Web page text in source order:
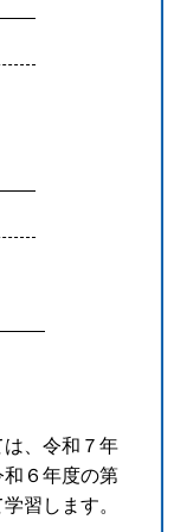
、令和７年
６年度の第
習します。